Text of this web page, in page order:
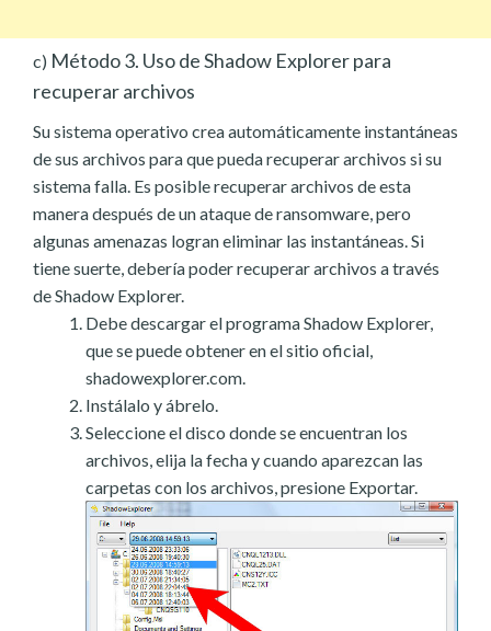
c) Método 3. Uso de Shadow Explorer para
recuperar archivos
Su sistema operativo crea automáticamente instantáneas
de sus archivos para que pueda recuperar archivos si su
sistema falla. Es posible recuperar archivos de esta
manera después de un ataque de ransomware, pero
algunas amenazas logran eliminar las instantáneas. Si
tiene suerte, debería poder recuperar archivos a través
de Shadow Explorer.
Debe descargar el programa Shadow Explorer,
que se puede obtener en el sitio oficial,
shadowexplorer.com.
Instálalo y ábrelo.
Seleccione el disco donde se encuentran los
archivos, elija la fecha y cuando aparezcan las
carpetas con los archivos, presione Exportar.